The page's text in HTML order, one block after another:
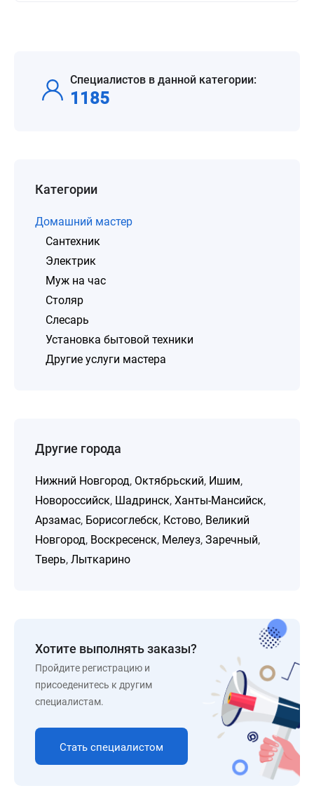
Специалистов в данной категории:
1185
Категории
Домашний мастер
Сантехник
Электрик
Муж на час
Столяр
Слесарь
Установка бытовой техники
Другие услуги мастера
Другие города
Нижний Новгород, Октябрьский, Ишим,
Новороссийск, Шадринск, Ханты-Мансийск,
Арзамас, Борисоглебск, Кстово, Великий
Новгород, Воскресенск, Мелеуз, Заречный,
Тверь, Лыткарино
Хотите выполнять заказы?
Пройдите регистрацию и
присоеденитесь к другим
специалистам.
Стать специалистом